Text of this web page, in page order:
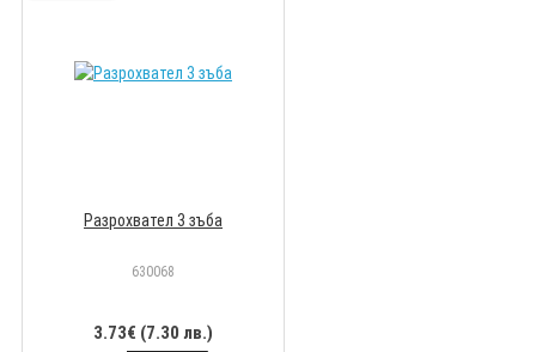
Разрохвател 3 зъба
630068
3.73€ (7.30 лв.)